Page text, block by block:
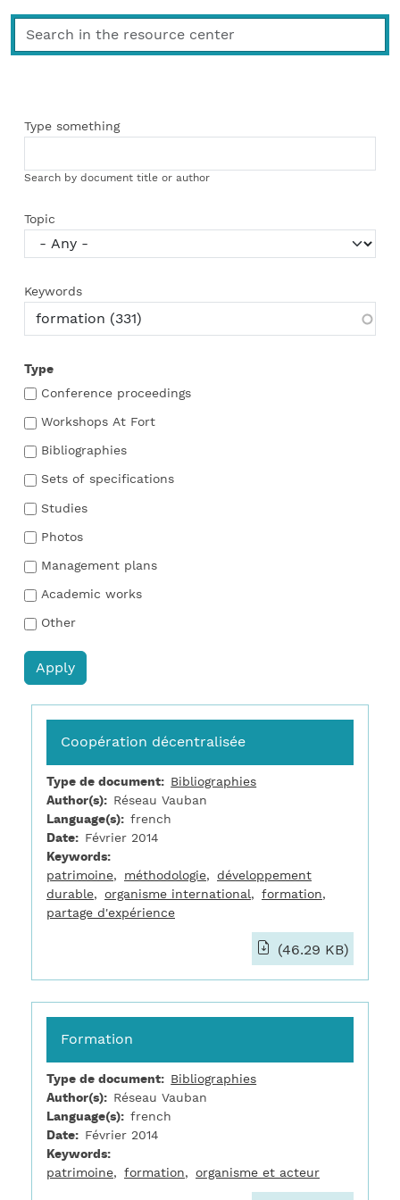
Type something
Search by document title or author
Topic
Keywords
Type
Conference proceedings
Workshops At Fort
Bibliographies
Sets of specifications
Studies
Photos
Management plans
Academic works
Other
Coopération décentralisée
Type de document
Bibliographies
Author(s)
Réseau Vauban
Language(s)
french
Date
Février 2014
Keywords
patrimoine
méthodologie
développement
durable
organisme international
formation
partage d'expérience
(46.29 KB)
Formation
Type de document
Bibliographies
Author(s)
Réseau Vauban
Language(s)
french
Date
Février 2014
Keywords
patrimoine
formation organisme et acteur